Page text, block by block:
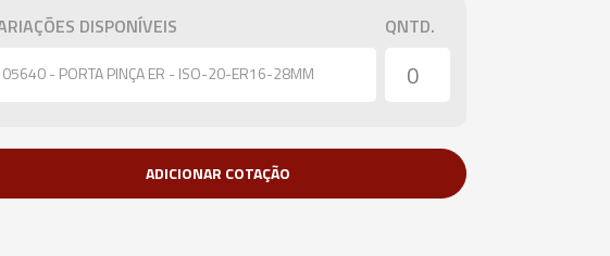
DISPONÍVEIS QNTD.
05640 - PORTA PINÇA ER - ISO-20-ER16-28MM
ADICIONAR COTAÇÃO